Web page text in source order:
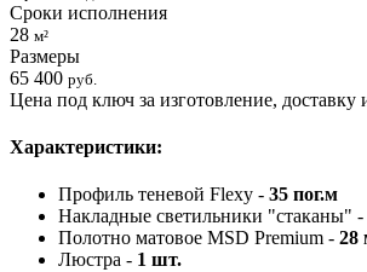
Сроки исполнения
28 м²
Размеры
65 400 руб.
Цена под ключ за изготовление, доставку
Характеристики:
Профиль теневой Flexy - 35 пог.м
Накладные светильники "стаканы" -
Полотно матовое MSD Premium - 28
Люстра - 1 шт.